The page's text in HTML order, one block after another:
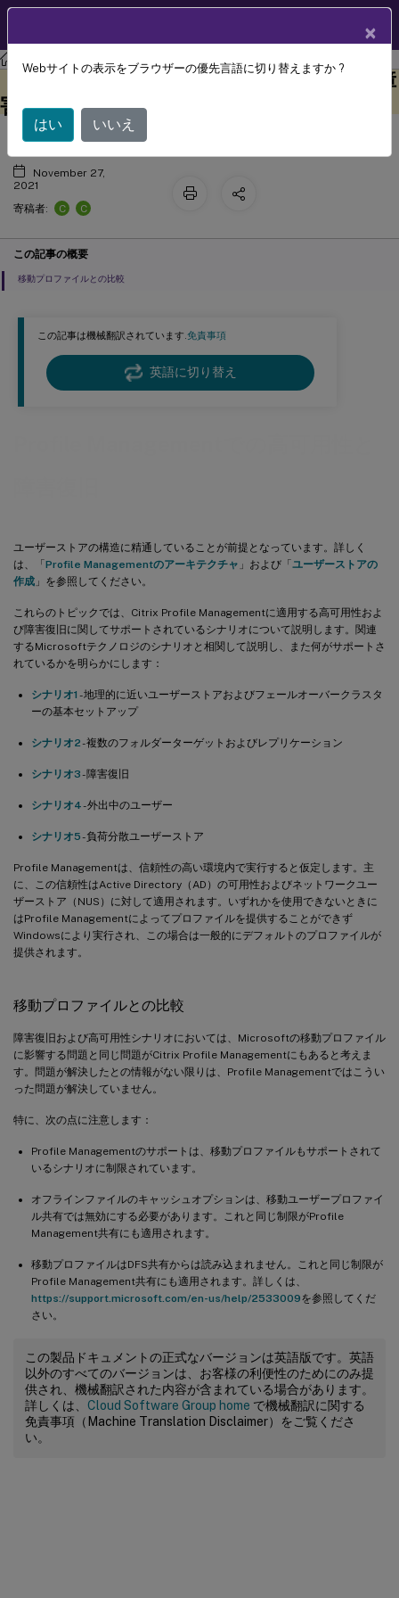
Profile Management Profile Management 2106
この記事は機械翻訳されています.免責事項
英語に切り替え
ユーザーストアの構造に精通していることが前提となっています。詳しく
は、「Profile Managementのアーキテクチャ 」および「ユーザーストアの
作成 」を参照してください。
これらのトピックでは、Citrix Profile Managementに適用する高可用性およ
び障害復旧に関してサポートされているシナリオについて説明します。関連
するMicrosoftテクノロジのシナリオと相関して説明し、また何がサポートさ
れているかを明らかにします：
シナリオ1 - 地理的に近いユーザーストアおよびフェールオーバークラスタ
ーの基本セットアップ
シナリオ2- 複数のフォルダーターゲットおよびレプリケーション
シナリオ3- 障害復旧
シナリオ4- 外出中のユーザー
シナリオ5- 負荷分散ユーザーストア
Profile Managementは、信頼性の高い環境内で実行すると仮定します。主
に、この信頼性はActive Directory（AD）の可用性およびネットワークユー
ザーストア（NUS）に対して適用されます。いずれかを使用できないときに
はProfile Managementによってプロファイルを提供することができず
Windowsにより実行され、この場合は一般的にデフォルトのプロファイルが
提供されます。
移動プロファイルとの比較
障害復旧および高可用性シナリオにおいては、Microsoftの移動プロファイル
に影響する問題と同じ問題がCitrix Profile Managementにもあると考えま
す。問題が解決したとの情報がない限りは、Profile Managementではこうい
った問題が解決していません。
特に、次の点に注意します：
Profile Managementのサポートは、移動プロファイルもサポートされて
いるシナリオに制限されています。
オフラインファイルのキャッシュオプションは、移動ユーザープロファイ
ル共有では無効にする必要があります。これと同じ制限がProfile
Management共有にも適用されます。
移動プロファイルはDFS共有からは読み込まれません。これと同じ制限が
Profile Management共有にも適用されます。詳しくは、
https://support.microsoft.com/en-us/help/2533009を参照してくだ
さい。
この製品ドキュメントの正式なバージョンは英語版です。英語
以外のすべてのバージョンは、お客様の利便性のためにのみ提
供され、機械翻訳された内容が含まれている場合があります。
詳しくは、 Cloud Software Group home で機械翻訳に関する
免責事項（Machine Translation Disclaimer）をご覧くださ
い。
Profile Managementでの高可用性と障
害復旧
November 27,
2021
寄稿者:
C C
この記事の概要
移動プロファイルとの比較
×
Webサイトの表示をブラウザーの優先言語に切り替えますか ?
はい いいえ